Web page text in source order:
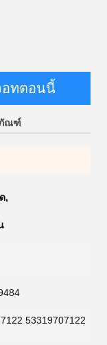
อทตอนนี้
ภัณฑ์
,
53319707122